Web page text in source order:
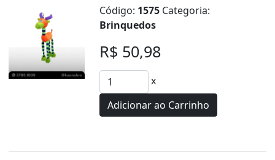
Código: 1575 Categoria:
Brinquedos
R$ 50,98
x
Adicionar ao Carrinho